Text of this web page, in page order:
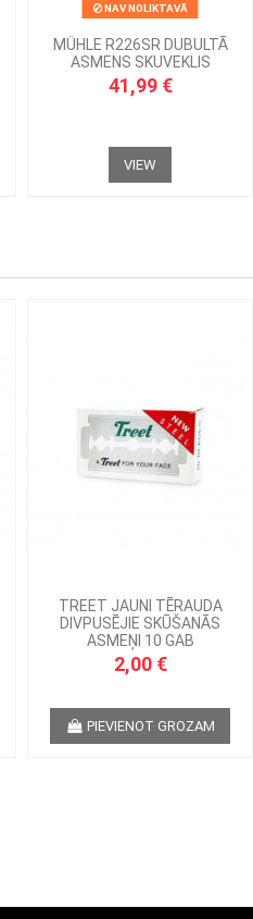
NAV NOLIKTAVĀ
MÜHLE R226SR DUBULTĀ
ASMENS SKUVEKLIS
41,99 €
VIEW
TREET JAUNI TĒRAUDA
DIVPUSĒJIE SKŪŠANĀS
ASMEŅI 10 GAB
2,00 €
PIEVIENOT GROZAM